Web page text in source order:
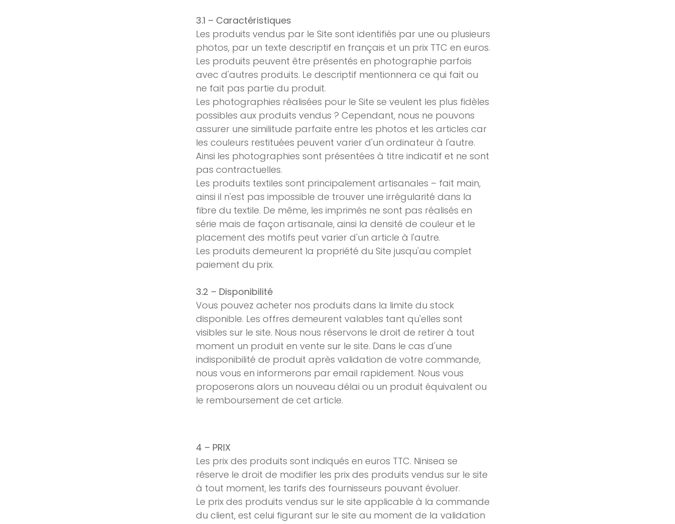
3.1 – Caractéristiques
Les produits vendus par le Site sont identifiés par une ou plusieurs
photos, par un texte descriptif en français et un prix TTC en euros.
Les produits peuvent être présentés en photographie parfois
avec d'autres produits. Le descriptif mentionnera ce qui fait ou
ne fait pas partie du produit.
Les photographies réalisées pour le Site se veulent les plus fidèles
possibles aux produits vendus ? Cependant, nous ne pouvons
assurer une similitude parfaite entre les photos et les articles car
les couleurs restituées peuvent varier d'un ordinateur à l'autre.
Ainsi les photographies sont présentées à titre indicatif et ne sont
pas contractuelles.
Les produits textiles sont principalement artisanales – fait main,
ainsi il n'est pas impossible de trouver une irrégularité dans la
fibre du textile. De même, les imprimés ne sont pas réalisés en
série mais de façon artisanale, ainsi la densité de couleur et le
placement des motifs peut varier d'un article à l'autre.
Les produits demeurent la propriété du Site jusqu'au complet
paiement du prix.
3.2 – Disponibilité
Vous pouvez acheter nos produits dans la limite du stock
disponible. Les offres demeurent valables tant qu'elles sont
visibles sur le site. Nous nous réservons le droit de retirer à tout
moment un produit en vente sur le site. Dans le cas d'une
indisponibilité de produit après validation de votre commande,
nous vous en informerons par email rapidement. Nous vous
proposerons alors un nouveau délai ou un produit équivalent ou
le remboursement de cet article.
4 – PRIX
Les prix des produits sont indiqués en euros TTC. Ninisea se
réserve le droit de modifier les prix des produits vendus sur le site
à tout moment, les tarifs des fournisseurs pouvant évoluer.
Le prix des produits vendus sur le site applicable à la commande
du client, est celui figurant sur le site au moment de la validation